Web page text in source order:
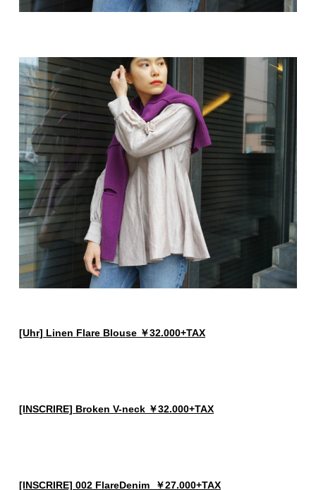
[Uhr] Linen Flare Blouse ￥32.000+TAX
[INSCRIRE] Broken V-neck ￥32.000+TAX
[INSCRIRE] 002 FlareDenim ￥27.000+TAX